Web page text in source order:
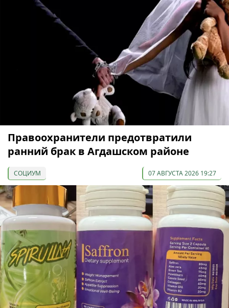
Правоохранители предотвратили
ранний брак в Агдашском районе
СОЦИУМ 07 АВГУСТА 2026 19:27